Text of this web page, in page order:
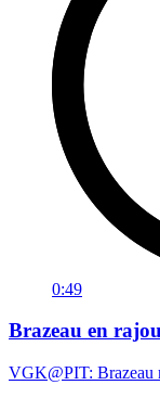
0:49
Brazeau en
VGK@PIT: Brazeau